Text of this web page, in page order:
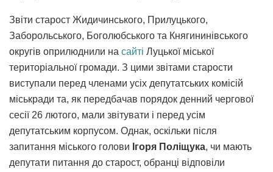
Звіти старост Жидичинського, Прилуцького,
Заборольського, Боголюбського та Княгининівського
округів оприлюднили на сайті Луцької міської
територіальної громади. З цими звітами старости
виступали перед членами усіх депутатських комісій
міськради та, як передбачав порядок денний чергової
сесії 26 лютого, мали звітувати і перед усім
депутатським корпусом. Однак, оскільки після
запитання міського голови Ігоря Поліщука, чи мають
депутати питання до старост, обранці відповіли